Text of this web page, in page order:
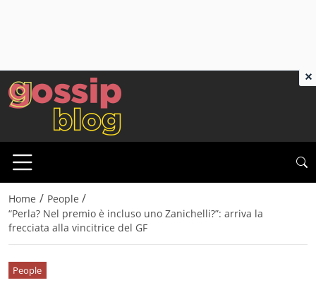
Home / People /
“Perla? Nel premio è incluso uno Zanichelli?”: arriva la
frecciata alla vincitrice del GF
People
×